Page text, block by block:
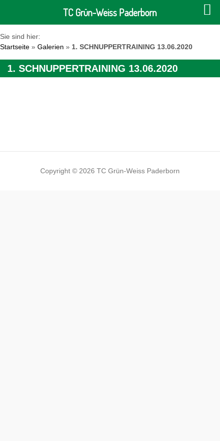
Sie sind hier:
Startseite » Galerien » 1. SCHNUPPERTRAINING 13.06.2020
1. SCHNUPPERTRAINING 13.06.2020
Copyright © 2026 TC Grün-Weiss Paderborn
TC Grün-Weiss Paderborn